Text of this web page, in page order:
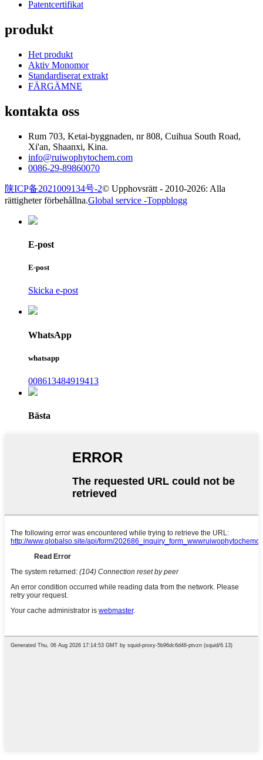
Patentcertifikat
produkt
Het produkt
Aktiv Monomor
Standardiserat extrakt
FÄRGÄMNE
kontakta oss
Rum 703, Ketai-byggnaden, nr 808, Cuihua South Road,
Xi'an, Shaanxi, Kina.
info@ruiwophytochem.com
0086-29-89860070
陕ICP备2021009134号-2© Upphovsrätt - 2010-2026: Alla
rättigheter förbehållna.Global service -Toppblogg
E-post
E-post
Skicka e-post
WhatsApp
whatsapp
008613484919413
Bästa